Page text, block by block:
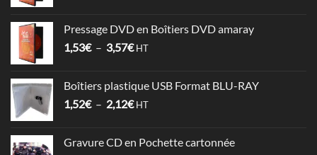
6,78€
à
Pressage DVD en Boîtiers DVD amaray
1,53€ – 3,57€Plage
1,53€
à
HT
Boîtiers plastique USB Format BLU-RAY
1,52€ – 2,12€Plage
1,52€
HT
Gravure CD en Pochette cartonnée